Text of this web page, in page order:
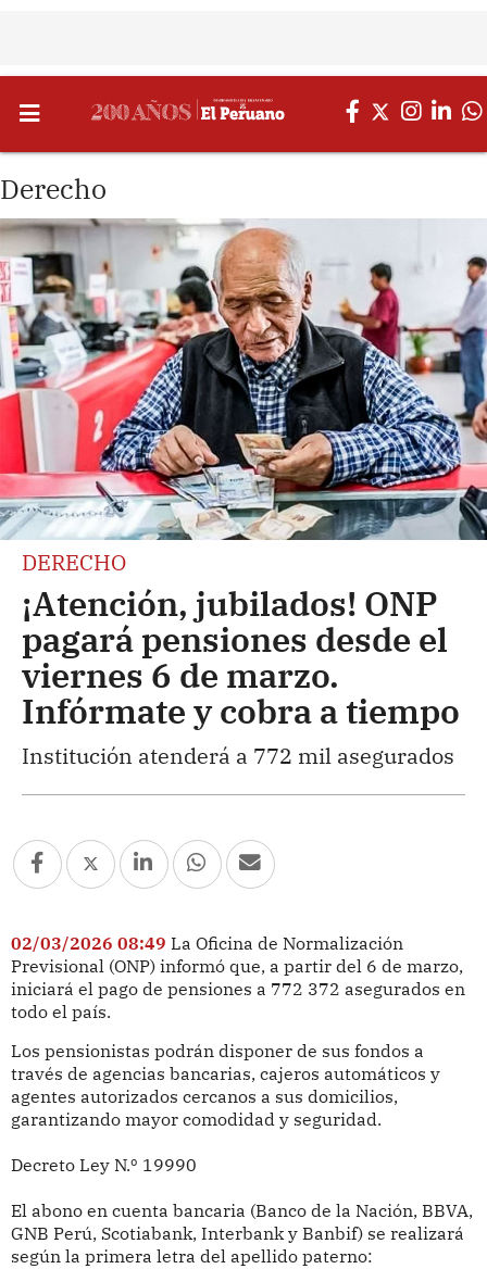
Derecho
DERECHO
¡Atención, jubilados! ONP
pagará pensiones desde el
viernes 6 de marzo.
Infórmate y cobra a tiempo
Institución atenderá a 772 mil asegurados
02/03/2026 08:49 La Oficina de Normalización
Previsional (ONP) informó que, a partir del 6 de marzo,
iniciará el pago de pensiones a 772 372 asegurados en
todo el país.
Los pensionistas podrán disponer de sus fondos a
través de agencias bancarias, cajeros automáticos y
agentes autorizados cercanos a sus domicilios,
garantizando mayor comodidad y seguridad.
Decreto Ley N.º 19990
El abono en cuenta bancaria (Banco de la Nación, BBVA,
GNB Perú, Scotiabank, Interbank y Banbif) se realizará
según la primera letra del apellido paterno: